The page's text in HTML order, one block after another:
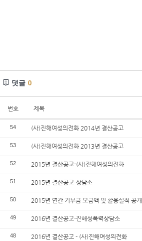
댓글 0
번호 제목
54 (사)진해여성의전화 2014년 결산공고
53 (사)진해여성의전화 2013년 결산공고
52 2015년 결산공고-(사)진해여성의전화
51 2015년 결산공고-상담소
50 2015년 연간 기부금 모금액 및 활용실적 공개
49 2016년 결산공고-진해성폭력상담소
48 2016년 결산공고 - (사)진해여성의전화